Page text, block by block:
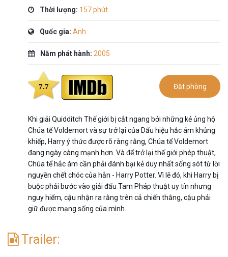
Thời lượng: 157 phút
Quốc gia: Anh
Năm phát hành: 2005
7.7 Đặt phòng
Khi giải Quidditch Thế giới bị cắt ngang bởi những kẻ ủng hộ
Chúa tể Voldemort và sự trở lại của Dấu hiệu hắc ám khủng
khiếp, Harry ý thức được rõ ràng rằng, Chúa tể Voldemort
đang ngày càng mạnh hơn. Và để trở lại thế giới phép thuật,
Chúa tể hắc ám cần phải đánh bại kẻ duy nhất sống sót từ lời
nguyền chết chóc của hắn - Harry Potter. Vì lẽ đó, khi Harry bị
buộc phải bước vào giải đấu Tam Pháp thuật uy tín nhưng
nguy hiểm, cậu nhận ra rằng trên cả chiến thắng, cậu phải
giữ được mạng sống của mình.
Trailer: